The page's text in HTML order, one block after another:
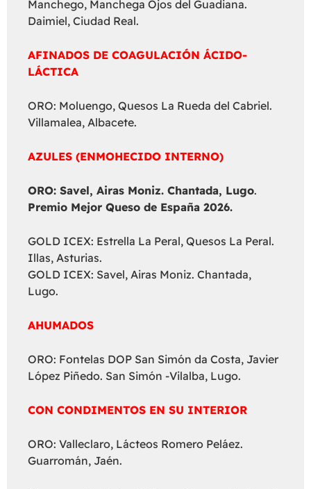
Manchego, Manchega Ojos del Guadiana.
Daimiel, Ciudad Real.
AFINADOS DE COAGULACIÓN ÁCIDO-
LÁCTICA
ORO: Moluengo, Quesos La Rueda del Cabriel.
Villamalea, Albacete.
AZULES (ENMOHECIDO INTERNO)
ORO: Savel, Airas Moniz. Chantada, Lugo.
Premio Mejor Queso de España 2026.
GOLD ICEX: Estrella La Peral, Quesos La Peral.
Illas, Asturias.
GOLD ICEX: Savel, Airas Moniz. Chantada,
Lugo.
AHUMADOS
ORO: Fontelas DOP San Simón da Costa, Javier
López Piñedo. San Simón -Vilalba, Lugo.
CON CONDIMENTOS EN SU INTERIOR
ORO: Valleclaro, Lácteos Romero Peláez.
Guarromán, Jaén.